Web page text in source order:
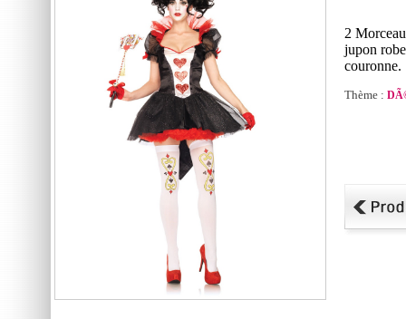
2
jupon
couronne.
Thème :